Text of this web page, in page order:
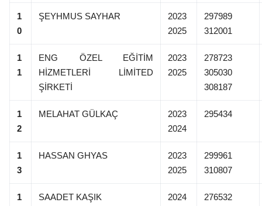
1
0
ŞEYHMUS SAYHAR
2023
2025
297989
312001
1
1
ENG ÖZEL EĞİTİM
HİZMETLERİ LİMİTED
ŞİRKETİ
2023
2025
278723
305030
308187
1
2
MELAHAT GÜLKAÇ
2023
2024
295434
1
3
HASSAN GHYAS
2023
2025
299961
310807
1
SAADET KAŞIK
2024
276532